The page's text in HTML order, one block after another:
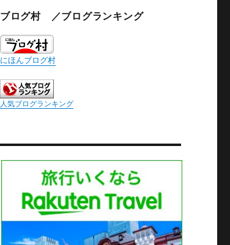
ブログ村 ／ブログランキング
にほんブログ村
人気ブログランキング